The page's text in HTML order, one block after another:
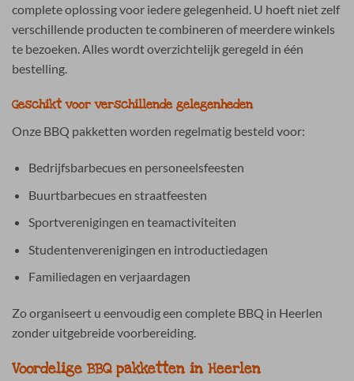
complete oplossing voor iedere gelegenheid. U hoeft niet zelf
verschillende producten te combineren of meerdere winkels
te bezoeken. Alles wordt overzichtelijk geregeld in één
bestelling.
Geschikt voor verschillende gelegenheden
Onze BBQ pakketten worden regelmatig besteld voor:
Bedrijfsbarbecues en personeelsfeesten
Buurtbarbecues en straatfeesten
Sportverenigingen en teamactiviteiten
Studentenverenigingen en introductiedagen
Familiedagen en verjaardagen
Zo organiseert u eenvoudig een complete BBQ in Heerlen
zonder uitgebreide voorbereiding.
Voordelige BBQ pakketten in Heerlen